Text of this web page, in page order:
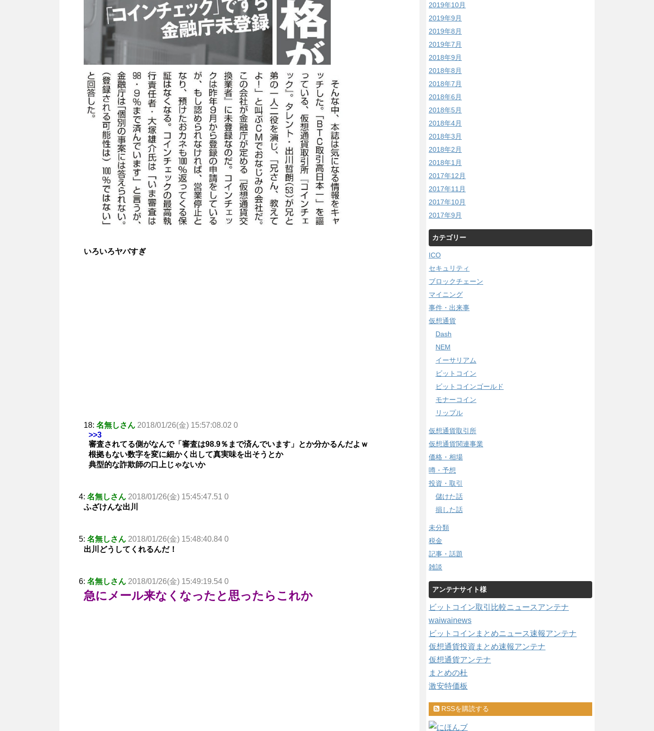
いろいろヤバすぎ
18: 名無しさん 2018/01/26(金) 15:57:08.02 0
>>3
審査されてる側がなんで「審査は98.9％まで済んでいます」とか分かるんだよｗ
根拠もない数字を変に細かく出して真実味を出そうとか
典型的な詐欺師の口上じゃないか
4: 名無しさん 2018/01/26(金) 15:45:47.51 0
ふざけんな出川
5: 名無しさん 2018/01/26(金) 15:48:40.84 0
出川どうしてくれるんだ！
6: 名無しさん 2018/01/26(金) 15:49:19.54 0
急にメール来なくなったと思ったらこれか
2019年10月
2019年9月
2019年8月
2019年7月
2018年9月
2018年8月
2018年7月
2018年6月
2018年5月
2018年4月
2018年3月
2018年2月
2018年1月
2017年12月
2017年11月
2017年10月
2017年9月
カテゴリー
ICO
セキュリティ
ブロックチェーン
マイニング
事件・出来事
仮想通貨
Dash
NEM
イーサリアム
ビットコイン
ビットコインゴールド
モナーコイン
リップル
仮想通貨取引所
仮想通貨関連事業
価格・相場
噂・予想
投資・取引
儲けた話
損した話
未分類
税金
記事・話題
雑談
アンテナサイト様
ビットコイン取引比較ニュースアンテナ
waiwainews
ビットコインまとめニュース速報アンテナ
仮想通貨投資まとめ速報アンテナ
仮想通貨アンテナ
まとめの杜
激安特価板
RSSを購読する